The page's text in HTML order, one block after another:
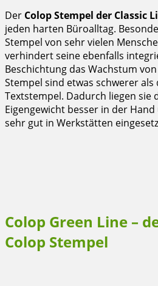
Der Colop Stempel der Classic
jeden harten Büroalltag.
Stempel von sehr vielen
verhindert seine ebenfalls
Beschichtung das Wachstum
Stempel sind etwas schwerer als
Textstempel. Dadurch liegen sie
Eigengewicht besser in der
sehr gut in Werkstätten
Colop Green Line –
Colop Stempel